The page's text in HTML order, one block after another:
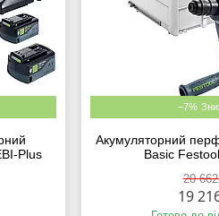
Plus
–7%
Акумуляторний
Basic
20
19